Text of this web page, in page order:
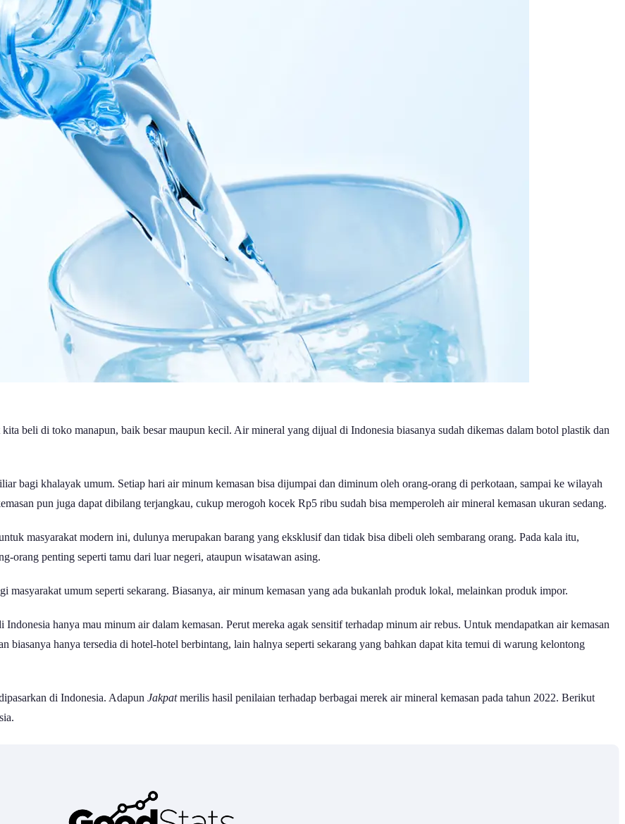
beli di toko manapun, baik besar maupun kecil. Air mineral yang dijual di Indonesia biasanya sudah dikemas dalam botol plastik dan
bagi khalayak umum. Setiap hari air minum kemasan bisa dijumpai dan diminum oleh orang-orang di perkotaan, sampai ke wilayah
pun juga dapat dibilang terjangkau, cukup merogoh kocek Rp5 ribu sudah bisa memperoleh air mineral kemasan ukuran sedang.
masyarakat modern ini, dulunya merupakan barang yang eksklusif dan tidak bisa dibeli oleh sembarang orang. Pada kala itu,
orang penting seperti tamu dari luar negeri, ataupun wisatawan asing.
masyarakat umum seperti sekarang. Biasanya, air minum kemasan yang ada bukanlah produk lokal, melainkan produk impor.
hanya mau minum air dalam kemasan. Perut mereka agak sensitif terhadap minum air rebus. Untuk mendapatkan air kemasan
biasanya hanya tersedia di hotel-hotel berbintang, lain halnya seperti sekarang yang bahkan dapat kita temui di warung kelontong
di Indonesia. Adapun Jakpatmerilis hasil penilaian terhadap berbagai merek air mineral kemasan pada tahun 2022. Berikut